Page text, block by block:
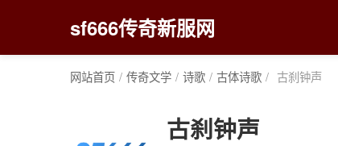
sf666传奇新服网
网站首页 / 传奇文学 / 诗歌 / 古体诗歌 / 古刹钟声
古刹钟声